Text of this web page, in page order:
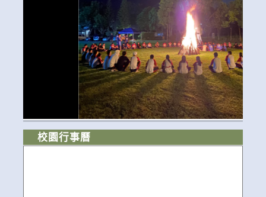
校園行事曆